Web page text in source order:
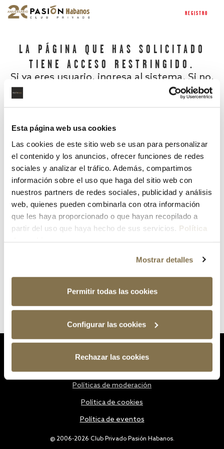
Esta página web usa cookies
Las cookies de este sitio web se usan para personalizar
el contenido y los anuncios, ofrecer funciones de redes
sociales y analizar el tráfico. Además, compartimos
información sobre el uso que haga del sitio web con
nuestros partners de redes sociales, publicidad y análisis
web, quienes pueden combinarla con otra información
que les haya proporcionado o que hayan recopilado a
partir del uso que haya hecho de sus servicios. Política
Mostrar detalles
Permitir todas las cookies
Configurar las cookies
Rechazar las cookies
REGISTRO
LA PÁGINA QUE HAS SOLICITADO
TIENE ACCESO RESTRINGIDO.
Si ya eres usuario, ingresa al sistema. Si no,
¿Has olvidado tu contraseña?
@ 2006-2026 Club Privado Pasión Habanos.
Políticas de moderación
Política de cookies
Política de eventos